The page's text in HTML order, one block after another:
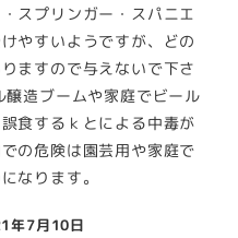
スプリンガー・スパニエ
やすいようですが、どの
ますので与えないで下さ
造ブームや家庭でビール
食するｋとによる中毒が
の危険は園芸用や家庭で
なります。
年7月10日